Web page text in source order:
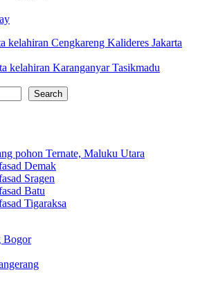
kelahiran Cengkareng Kalideres Jakarta
kelahiran Karanganyar Tasikmadu
Search
pohon Ternate, Maluku Utara
Demak
Sragen
Batu
Tigaraksa
Bogor